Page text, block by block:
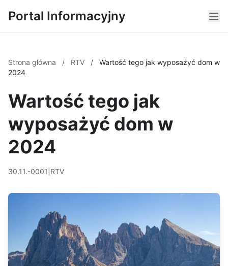
Portal Informacyjny
Strona główna / RTV /
Wartość tego jak wyposażyć dom w
2024
Wartość tego jak
wyposażyć dom w
2024
30.11.-0001 RTV